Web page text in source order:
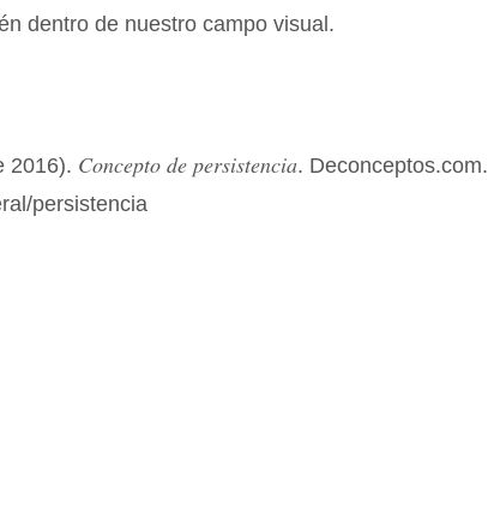
dentro de nuestro campo visual.
2016). Concepto de persistencia. Deconceptos.com.
persistencia